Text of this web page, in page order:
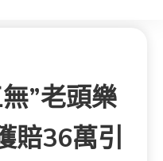
”老頭樂
賠36萬引